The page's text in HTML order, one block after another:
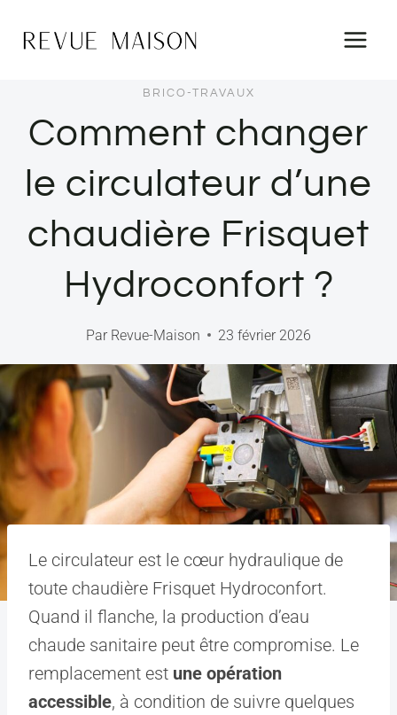
BRICO-TRAVAUX
Comment changer
le circulateur d’une
chaudière Frisquet
Hydroconfort ?
Par Revue-Maison 23 février 2026
Le circulateur est le cœur hydraulique de
toute chaudière Frisquet Hydroconfort.
Quand il flanche, la production d’eau
chaude sanitaire peut être compromise. Le
remplacement est une opération
accessible, à condition de suivre quelques